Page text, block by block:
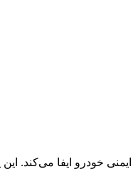
خودرو ایفا می‌کند. این